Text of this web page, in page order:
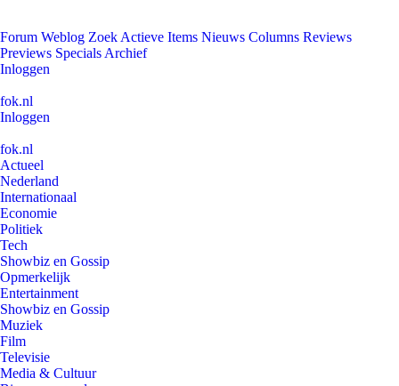
Forum Weblog Zoek Actieve Items Nieuws Columns Reviews
Previews Specials Archief
Inloggen
fok.nl
Inloggen
fok.nl
Actueel
Nederland
Internationaal
Economie
Politiek
Tech
Showbiz en Gossip
Opmerkelijk
Entertainment
Showbiz en Gossip
Muziek
Film
Televisie
Media & Cultuur